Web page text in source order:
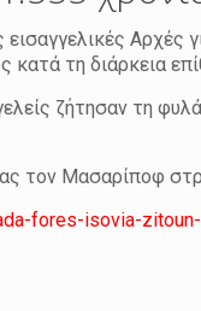
τη διάρκεια
ζήτησαν τη
τον Μασαρίποφ
fores-isovia-